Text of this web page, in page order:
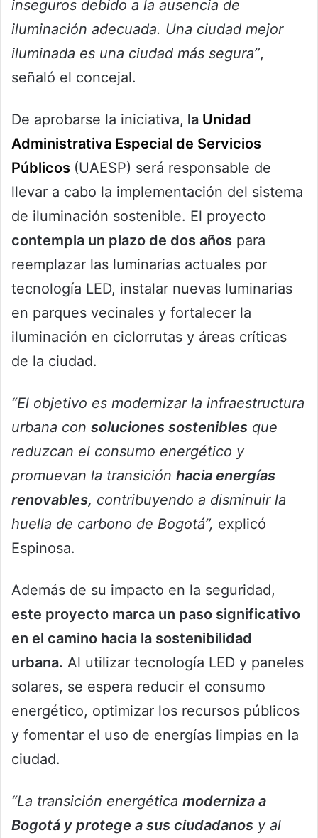
inseguros debido a la ausencia de
iluminación adecuada. Una ciudad mejor
iluminada es una ciudad más segura”,
señaló el concejal.
De aprobarse la iniciativa, la Unidad
Administrativa Especial de Servicios
Públicos (UAESP) será responsable de
llevar a cabo la implementación del sistema
de iluminación sostenible. El proyecto
contempla un plazo de dos años para
reemplazar las luminarias actuales por
tecnología LED, instalar nuevas luminarias
en parques vecinales y fortalecer la
iluminación en ciclorrutas y áreas críticas
de la ciudad.
“El objetivo es modernizar la infraestructura
urbana con soluciones sostenibles que
reduzcan el consumo energético y
promuevan la transición hacia energías
renovables, contribuyendo a disminuir la
huella de carbono de Bogotá”, explicó
Espinosa.
Además de su impacto en la seguridad,
este proyecto marca un paso significativo
en el camino hacia la sostenibilidad
urbana. Al utilizar tecnología LED y paneles
solares, se espera reducir el consumo
energético, optimizar los recursos públicos
y fomentar el uso de energías limpias en la
ciudad.
“La transición energética moderniza a
Bogotá y protege a sus ciudadanos y al